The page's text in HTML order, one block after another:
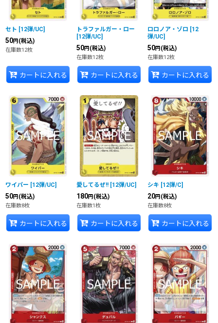
セト [12弾/UC]
50円 (税込)
在庫数12枚
カートに入れる
トラファルガー・ロー
[12弾/UC]
50円 (税込)
在庫数12枚
カートに入れる
ロロノア・ゾロ [12
弾/UC]
50円 (税込)
在庫数12枚
カートに入れる
ワイパー [12弾/UC]
50円 (税込)
在庫数8枚
カートに入れる
愛してるぜ!! [12弾/UC]
180円 (税込)
在庫数1枚
カートに入れる
シキ [12弾/C]
20円 (税込)
在庫数8枚
カートに入れる